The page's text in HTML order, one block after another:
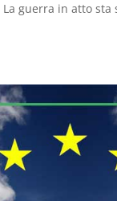
guerra in atto